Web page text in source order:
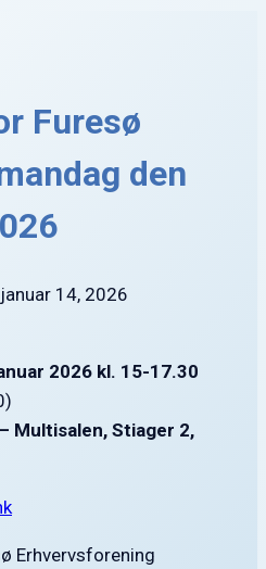
Furesø
den
januar 14, 2026
2026 kl. 15-17.30
Multisalen, Stiager 2,
Erhvervsforening